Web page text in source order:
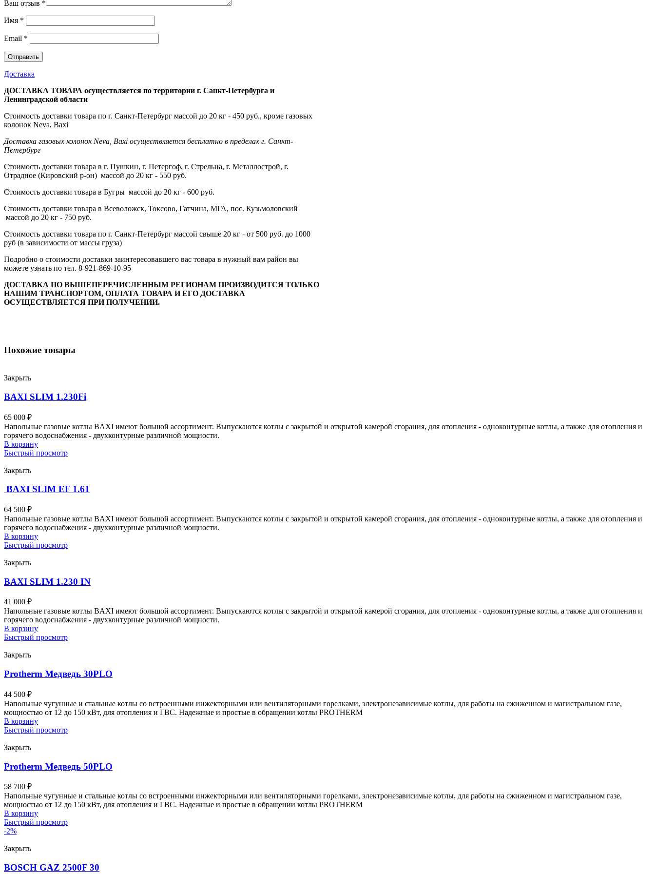
Ваш отзыв *
Имя *
Email *
Доставка
ДОСТАВКА ТОВАРА осуществляется по территории г. Санкт-Петербурга и
Ленинградской области
Стоимость доставки товара по г. Санкт-Петербург массой до 20 кг - 450 руб., кроме газовых
колонок Neva, Baxi
Доставка газовых колонок Neva, Baxi осуществляется бесплатно в пределах г. Санкт-
Петербург
Стоимость доставки товара в г. Пушкин, г. Петергоф, г. Стрельна, г. Металлострой, г.
Отрадное (Кировский р-он) массой до 20 кг - 550 руб.
Стоимость доставки товара в Бугры массой до 20 кг - 600 руб.
Стоимость доставки товара в Всеволожск, Токсово, Гатчина, МГА, пос. Кузьмоловский
массой до 20 кг - 750 руб.
Стоимость доставки товара по г. Санкт-Петербург массой свыше 20 кг - от 500 руб. до 1000
руб (в зависимости от массы груза)
Подробно о стоимости доставки заинтересовавшего вас товара в нужный вам район вы
можете узнать по тел. 8-921-869-10-95
ДОСТАВКА ПО ВЫШЕПЕРЕЧИСЛЕННЫМ РЕГИОНАМ ПРОИЗВОДИТСЯ ТОЛЬКО
НАШИМ ТРАНСПОРТОМ, ОПЛАТА ТОВАРА И ЕГО ДОСТАВКА
ОСУЩЕСТВЛЯЕТСЯ ПРИ ПОЛУЧЕНИИ.
Похожие товары
Закрыть
BAXI SLIM 1.230Fi
65 000 ₽
Напольные газовые котлы BAXI имеют большой ассортимент. Выпускаются котлы с закрытой и открытой камерой сгорания, для отопления - одноконтурные котлы, а также для отопления и
горячего водоснабжения - двухконтурные различной мощности.
В корзину
Быстрый просмотр
Закрыть
BAXI SLIM EF 1.61
64 500 ₽
Напольные газовые котлы BAXI имеют большой ассортимент. Выпускаются котлы с закрытой и открытой камерой сгорания, для отопления - одноконтурные котлы, а также для отопления и
горячего водоснабжения - двухконтурные различной мощности.
В корзину
Быстрый просмотр
Закрыть
BAXI SLIM 1.230 IN
41 000 ₽
Напольные газовые котлы BAXI имеют большой ассортимент. Выпускаются котлы с закрытой и открытой камерой сгорания, для отопления - одноконтурные котлы, а также для отопления и
горячего водоснабжения - двухконтурные различной мощности.
В корзину
Быстрый просмотр
Закрыть
Protherm Медведь 30PLO
44 500 ₽
Напольные чугунные и стальные котлы со встроенными инжекторными или вентиляторными горелками, электронезависимые котлы, для работы на сжиженном и магистральном газе,
мощностью от 12 до 150 кВт, для отопления и ГВС. Надежные и простые в обращении котлы PROTHERM
В корзину
Быстрый просмотр
Закрыть
Protherm Медведь 50PLO
58 700 ₽
Напольные чугунные и стальные котлы со встроенными инжекторными или вентиляторными горелками, электронезависимые котлы, для работы на сжиженном и магистральном газе,
мощностью от 12 до 150 кВт, для отопления и ГВС. Надежные и простые в обращении котлы PROTHERM
В корзину
Быстрый просмотр
-2%
Закрыть
BOSCH GAZ 2500F 30